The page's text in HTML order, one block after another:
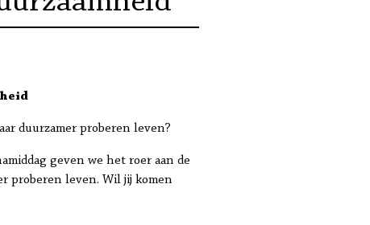
duurzamer proberen leven?
geven we het roer aan de
proberen leven. Wil jij komen